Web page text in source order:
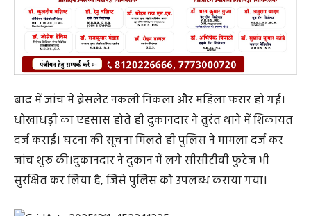
बाद में जांच में ब्रेसलेट नकली निकला और महिला फरार हो गई।
धोखाधड़ी का एहसास होते ही दुकानदार ने तुरंत थाने में शिकायत
दर्ज कराई। घटना की सूचना मिलते ही पुलिस ने मामला दर्ज कर
जांच शुरू की।दुकानदार ने दुकान में लगे सीसीटीवी फुटेज भी
सुरक्षित कर लिया है, जिसे पुलिस को उपलब्ध कराया गया।